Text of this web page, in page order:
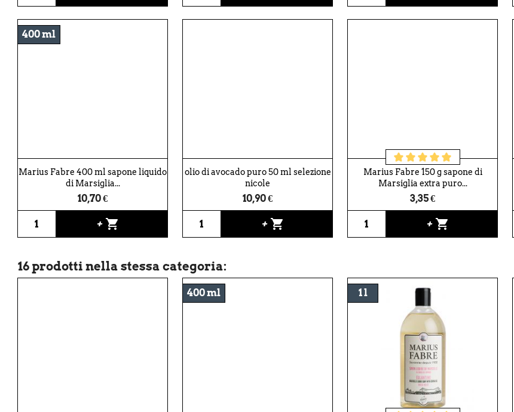
Marius Fabre 400 ml sapone liquido
di Marsiglia...
10,70 €
+ shopping_cart
400 ml
olio di avocado puro 50 ml selezione
nicole
10,90 €
+ shopping_cart
Marius Fabre 150 g sapone di
Marsiglia extra puro...
3,35 €
+ shopping_cart
16 prodotti nella stessa categoria:
400 ml 1 l